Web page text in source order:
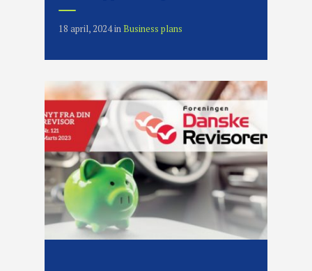
18 april, 2024in Business plans